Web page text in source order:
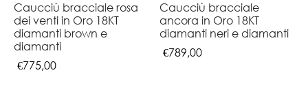
Caucciù bracciale rosa
dei venti in Oro 18KT
diamanti brown e
diamanti
€775,00
Caucciù bracciale
ancora in Oro 18KT
diamanti neri e diamanti
€789,00